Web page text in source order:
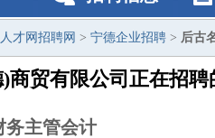
才网招聘网 > 宁德企业招聘 > 后古
商贸有限公司正在招聘
务主管会计